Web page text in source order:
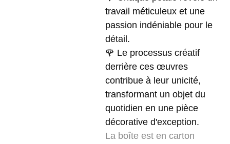
travail méticuleux et une
passion indéniable pour le
détail.
🌹 Le processus créatif
derrière ces œuvres
contribue à leur unicité,
transformant un objet du
quotidien en une pièce
décorative d'exception.
La boîte est en carton